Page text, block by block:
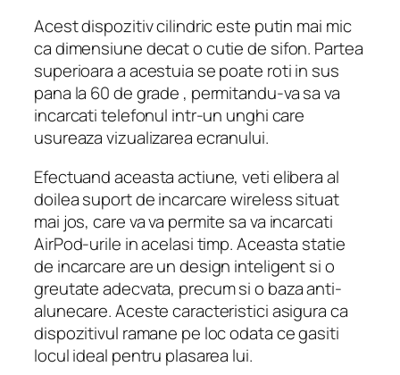
Acest dispozitiv cilindric este putin mai mic
ca dimensiune decat o cutie de sifon. Partea
superioara a acestuia se poate roti in sus
pana la 60 de grade , permitandu-va sa va
incarcati telefonul intr-un unghi care
usureaza vizualizarea ecranului.
Efectuand aceasta actiune, veti elibera al
doilea suport de incarcare wireless situat
mai jos, care va va permite sa va incarcati
AirPod-urile in acelasi timp. Aceasta statie
de incarcare are un design inteligent si o
greutate adecvata, precum si o baza anti-
alunecare. Aceste caracteristici asigura ca
dispozitivul ramane pe loc odata ce gasiti
locul ideal pentru plasarea lui.